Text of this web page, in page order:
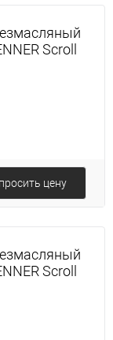
Scroll
цену
Scroll